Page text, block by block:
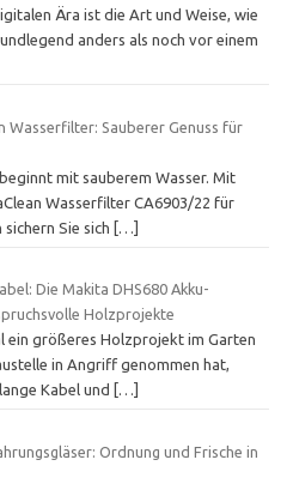
Ära ist die Art und Weise, wie
anders als noch vor einem
Wasserfilter: Sauberer Genuss für
mit sauberem Wasser. Mit
Wasserfilter CA6903/22 für
Sie sich
[…]
Die Makita DHS680 Akku-
Holzprojekte
ein größeres Holzprojekt im Garten
in Angriff genommen hat,
Kabel und
[…]
Ordnung und Frische in